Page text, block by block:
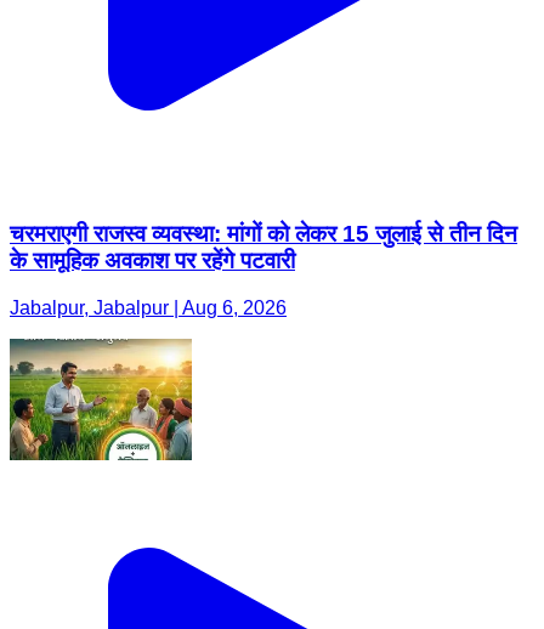
चरमराएगी राजस्व व्यवस्था: मांगों को लेकर 15 जुलाई से तीन दिन
के सामूहिक अवकाश पर रहेंगे पटवारी
Jabalpur, Jabalpur | Aug 6, 2026